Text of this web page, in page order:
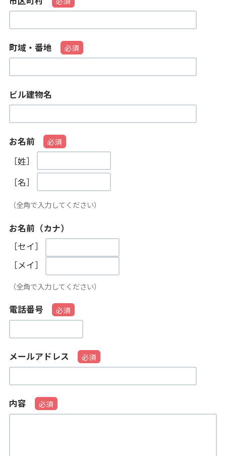
町域・番地
ビル建物名
お名前
［姓］
［名］
（全角で入力してください）
お名前（カナ）
［セイ］
［メイ］
（全角で入力してください）
電話番号
メールアドレス
内容